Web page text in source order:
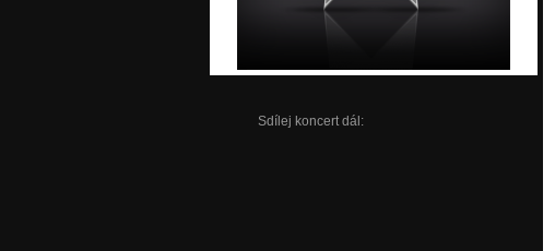
Sdílej koncert dál: